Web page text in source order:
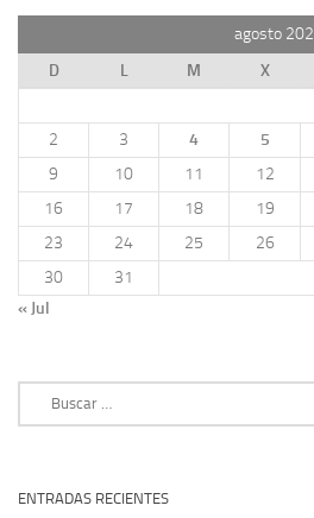
agosto
D
L M X
2
3 4 5
9
10 11 12
16
17 18 19
23
24 25 26
30
31
« Jul
ENTRADAS RECIENTES